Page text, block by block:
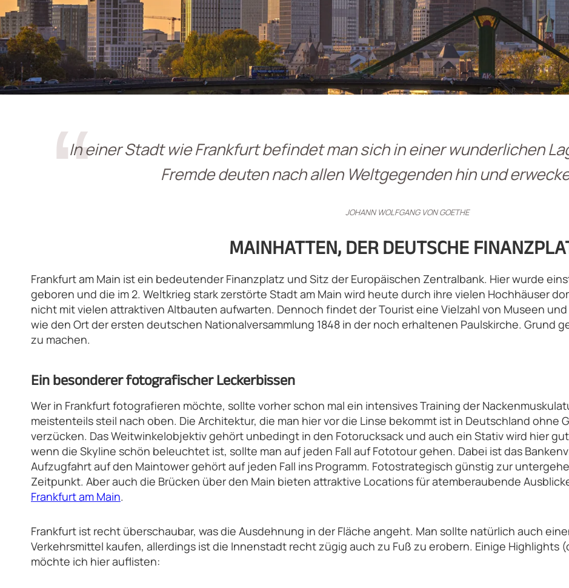
In einer Stadt wie Frankfurt befindet man sich in einer wunderlichen
Fremde deuten nach allen Weltgegenden hin und
JOHANN WOLFGANG VON GOETHE
MAINHATTEN, DER DEUTSCHE
Frankfurt am Main ist ein bedeutender Finanzplatz und Sitz der Europäischen Zentralbank. Hier wurde
geboren und die im 2. Weltkrieg stark zerstörte Stadt am Main wird heute durch ihre vielen Hochhäuser
nicht mit vielen attraktiven Altbauten aufwarten. Dennoch findet der Tourist eine Vielzahl von Museen
wie den Ort der ersten deutschen Nationalversammlung 1848 in der noch erhaltenen Paulskirche. Grund
zu machen.
Ein besonderer fotografischer Leckerbissen
Wer in Frankfurt fotografieren möchte, sollte vorher schon mal ein intensives Training der
meistenteils steil nach oben. Die Architektur, die man hier vor die Linse bekommt ist in Deutschland ohne
verzücken. Das Weitwinkelobjektiv gehört unbedingt in den Fotorucksack und auch ein Stativ wird hier
wenn die Skyline schön beleuchtet ist, sollte man auf jeden Fall auf Fototour gehen. Dabei ist das
Aufzugfahrt auf den Maintower gehört auf jeden Fall ins Programm. Fotostrategisch günstig zur
Zeitpunkt. Aber auch die Brücken über den Main bieten attraktive Locations für atemberaubende
Frankfurt am Main.
Frankfurt ist recht überschaubar, was die Ausdehnung in der Fläche angeht. Man sollte natürlich auch
Verkehrsmittel kaufen, allerdings ist die Innenstadt recht zügig auch zu Fuß zu erobern. Einige Highlights
möchte ich hier auflisten: